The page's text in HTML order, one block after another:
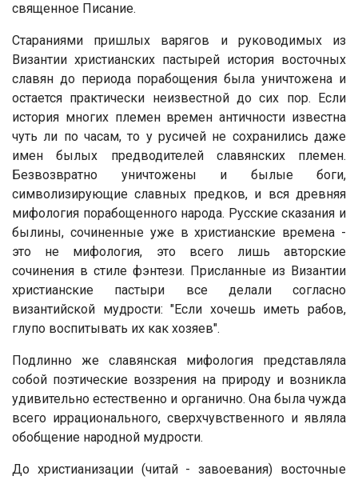
священное Писание.
Стараниями пришлых варягов и руководимых из
Византии христианских пастырей история восточных
славян до периода порабощения была уничтожена и
остается практически неизвестной до сих пор. Если
история многих племен времен античности известна
чуть ли по часам, то у русичей не сохранились даже
имен былых предводителей славянских племен.
Безвозвратно уничтожены и былые боги,
символизирующие славных предков, и вся древняя
мифология порабощенного народа. Русские сказания и
былины, сочиненные уже в христианские времена -
это не мифология, это всего лишь авторские
сочинения в стиле фэнтези. Присланные из Византии
христианские пастыри все делали согласно
византийской мудрости: "Если хочешь иметь рабов,
глупо воспитывать их как хозяев".
Подлинно же славянская мифология представляла
собой поэтические воззрения на природу и возникла
удивительно естественно и органично. Она была чужда
всего иррационального, сверхчувственного и являла
обобщение народной мудрости.
До христианизации (читай - завоевания) восточные